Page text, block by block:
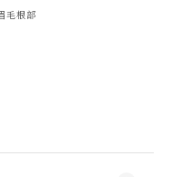
毛根部